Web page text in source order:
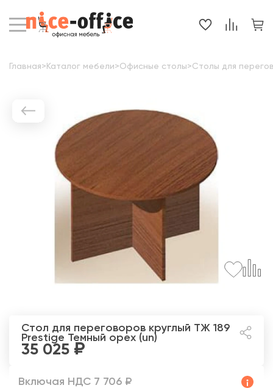
Главная> Каталог мебели>Офисные столы>Столы для
Стол для переговоров круглый ТЖ 189
Prestige Темный орех (un)
35 025
Включая НДС 7 706 ₽